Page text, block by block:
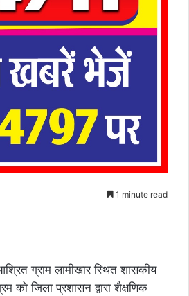
1 minute read
ग्राम लामीखार स्थित शासकीय
को जिला प्रशासन द्वारा शैक्षणिक